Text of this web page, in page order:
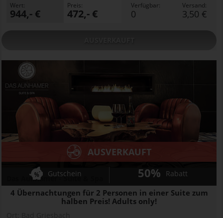
Wert:
944,- €
Preis:
472,- €
Verfügbar:
0
Versand:
3,50 €
Das Aunhamer - Suite & Spa
4 Übernachtungen für 2 Personen in einer Suite zum
halben Preis! Adults only!
AUSVERKAUFT
Gutschein 50% Rabatt